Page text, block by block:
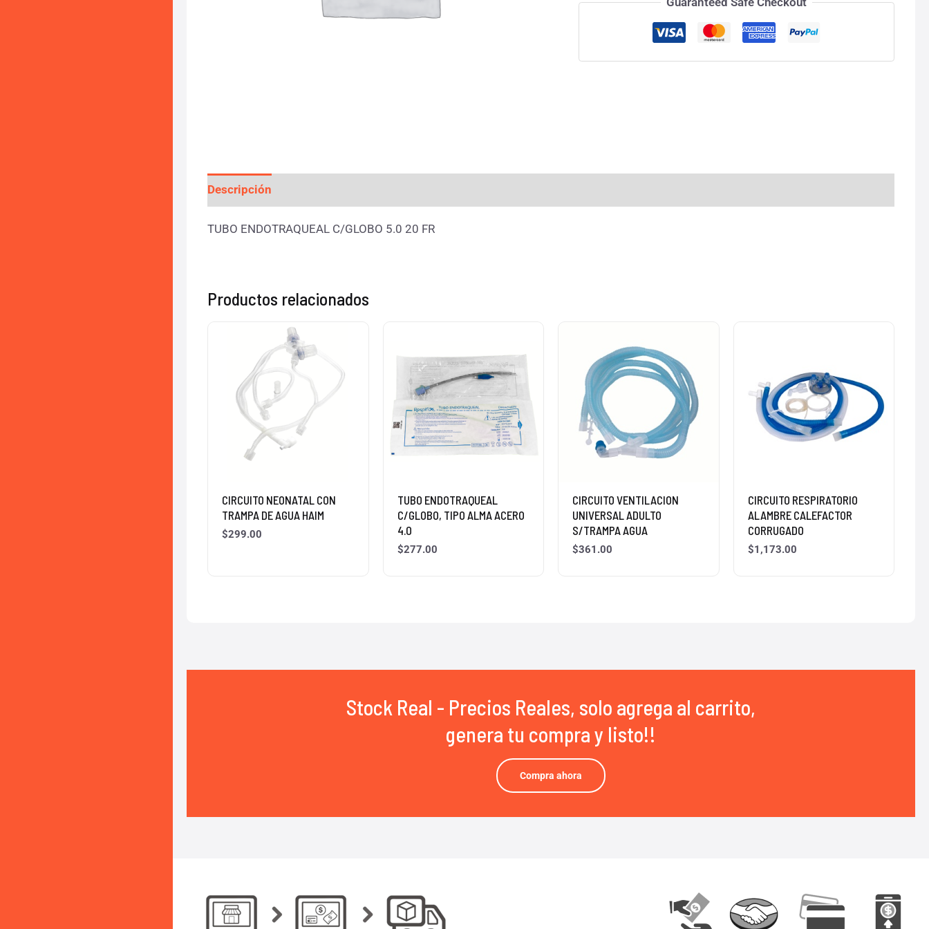
Descripción
TUBO ENDOTRAQUEAL C/GLOBO 5.0 20 FR
Productos relacionados
CIRCUITO NEONATAL CON
TRAMPA DE AGUA HAIM
$299.00
TUBO ENDOTRAQUEAL
C/GLOBO, TIPO ALMA ACERO
4.0
$277.00
CIRCUITO VENTILACION
UNIVERSAL ADULTO
S/TRAMPA AGUA
$361.00
CIRCUITO RESPIRATORIO
ALAMBRE CALEFACTOR
CORRUGADO
$1,173.00
Stock Real - Precios Reales, solo agrega al carrito,
genera tu compra y listo!!
Compra ahora